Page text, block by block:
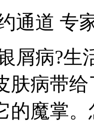
通道 专
屑病?生
肤病带
的魔掌